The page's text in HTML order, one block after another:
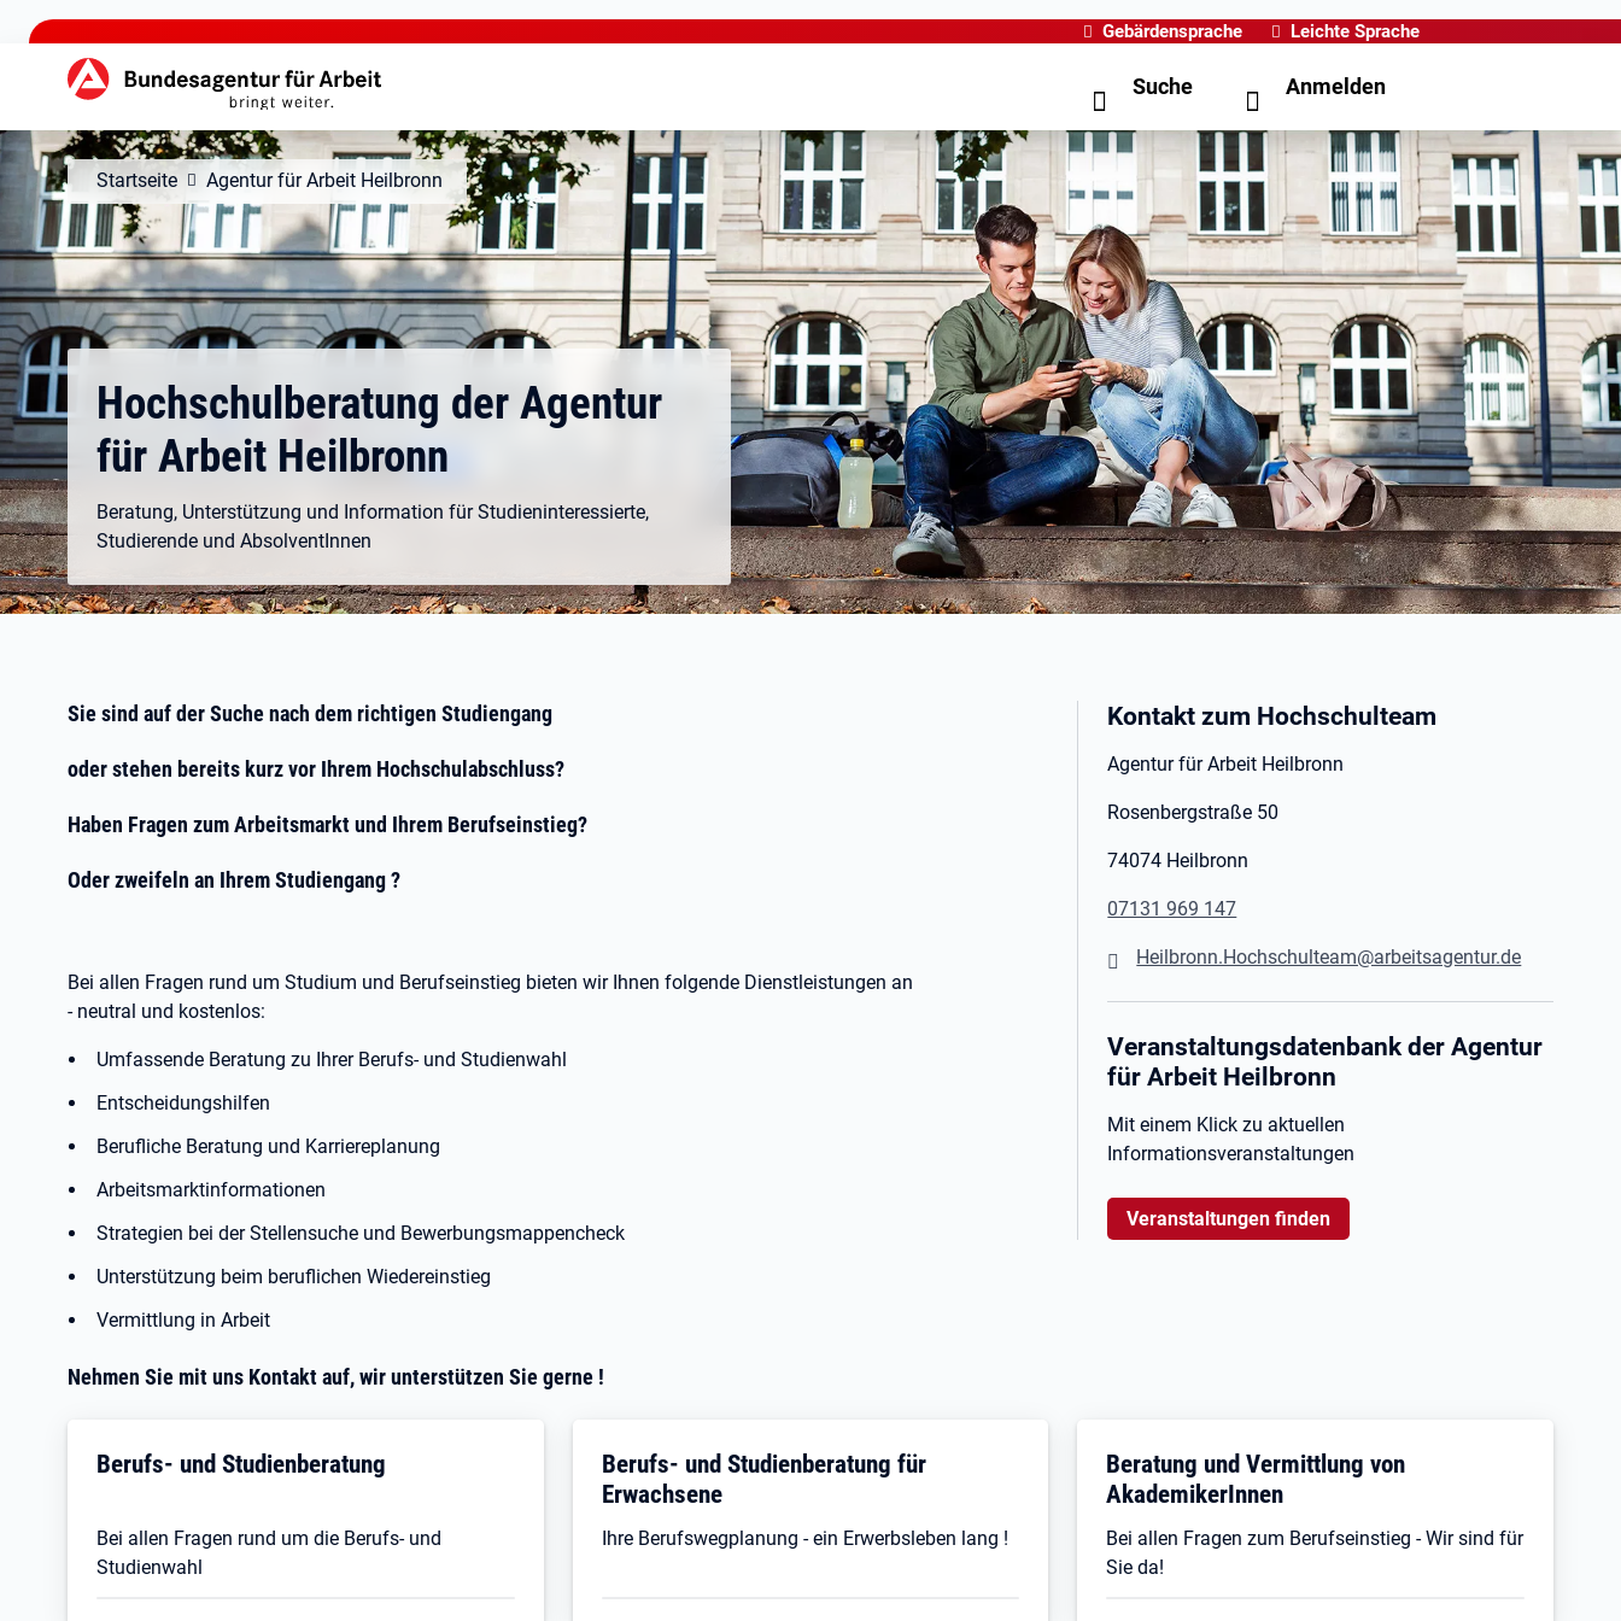
zu den Hauptinhalten springen
Gebärdensprache Leichte Sprache
Hauptnavigation Suche Anmelden
Startseite Agentur für Arbeit Heilbronn
Hochschulberatung der Agentur
für Arbeit Heilbronn
Beratung, Unterstützung und Information für Studieninteressierte,
Studierende und AbsolventInnen
Sie sind auf der Suche nach dem richtigen Studiengang
oder stehen bereits kurz vor Ihrem Hochschulabschluss?
Haben Fragen zum Arbeitsmarkt und Ihrem Berufseinstieg?
Oder zweifeln an Ihrem Studiengang ?
Bei allen Fragen rund um Studium und Berufseinstieg bieten wir Ihnen folgende Dienstleistungen an
- neutral und kostenlos:
Umfassende Beratung zu Ihrer Berufs- und Studienwahl
Entscheidungshilfen
Berufliche Beratung und Karriereplanung
Arbeitsmarktinformationen
Strategien bei der Stellensuche und Bewerbungsmappencheck
Unterstützung beim beruflichen Wiedereinstieg
Vermittlung in Arbeit
Nehmen Sie mit uns Kontakt auf, wir unterstützen Sie gerne !
Kontakt zum Hochschulteam
Agentur für Arbeit Heilbronn
Rosenbergstraße 50
74074 Heilbronn
07131 969 147
Heilbronn.Hochschulteam@arbeitsagentur.de
Veranstaltungsdatenbank der Agentur
für Arbeit Heilbronn
Mit einem Klick zu aktuellen
Informationsveranstaltungen
Veranstaltungen finden
Berufs- und Studienberatung
Bei allen Fragen rund um die Berufs- und
Studienwahl
Berufs- und Studienberatung für
Erwachsene
Ihre Berufswegplanung - ein Erwerbsleben lang !
Beratung und Vermittlung von
AkademikerInnen
Bei allen Fragen zum Berufseinstieg - Wir sind für
Sie da!